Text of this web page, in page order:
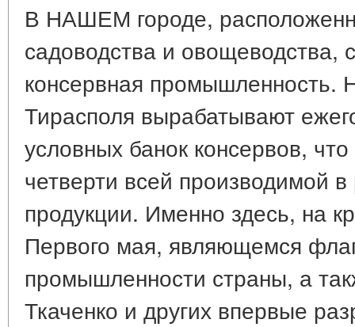
В НАШЕМ городе,
садоводства и
консервная промышленность.
Тирасполя вырабатывают
условных банок консервов,
четверти всей производимой
продукции. Именно здесь, на
Первого мая, являющемся
промышленности страны, а
Ткаченко и других впервые